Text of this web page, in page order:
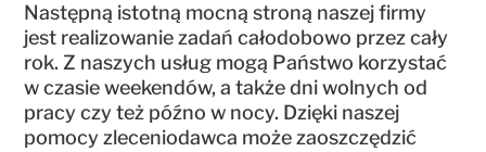
Następną istotną mocną stroną naszej firmy
jest realizowanie zadań całodobowo przez cały
rok. Z naszych usług mogą Państwo korzystać
w czasie weekendów, a także dni wolnych od
pracy czy też późno w nocy. Dzięki naszej
pomocy zleceniodawca może zaoszczędzić